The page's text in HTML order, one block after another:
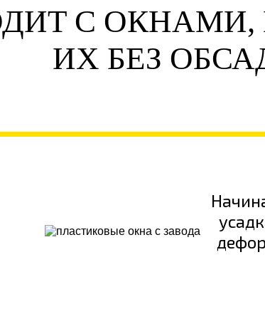
С ОКНАМИ,
ИХ БЕЗ